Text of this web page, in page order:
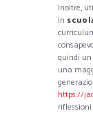
Inoltre,
in
quindi
una
https://